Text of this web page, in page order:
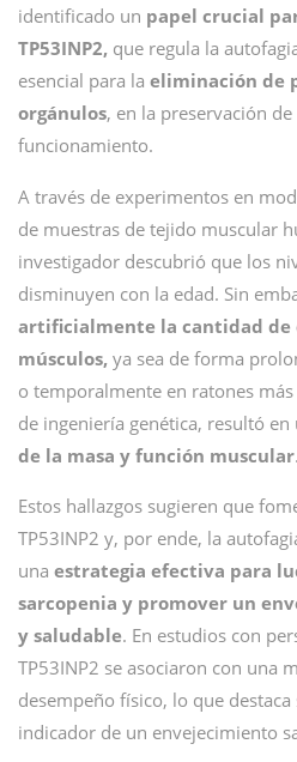
identificado un papel crucial
TP53INP2, que regula la
esencial para la eliminación de
orgánulos, en la preservación
funcionamiento.
A través de experimentos en
de muestras de tejido muscular
investigador descubrió que los
disminuyen con la edad. Sin
artificialmente la cantidad de
músculos, ya sea de forma
o temporalmente en ratones
de ingeniería genética, resultó en
de la masa y función muscular.
Estos hallazgos sugieren que
TP53INP2 y, por ende, la
una estrategia efectiva para
sarcopenia y promover un
y saludable. En estudios con
TP53INP2 se asociaron con una
desempeño físico, lo que
indicador de un envejecimiento